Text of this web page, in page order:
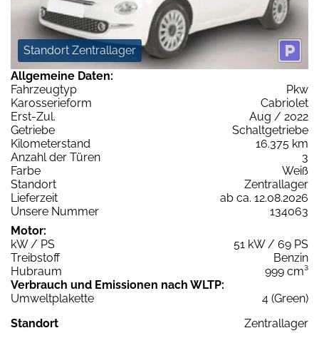
Standort Zentrallager
Allgemeine Daten:
Fahrzeugtyp
Pkw
Karosserieform
Cabriolet
Erst-Zul.
Aug / 2022
Getriebe
Schaltgetriebe
Kilometerstand
16.375 km
Anzahl der Türen
3
Farbe
Weiß
Standort
Zentrallager
Lieferzeit
ab ca. 12.08.2026
Unsere Nummer
134063
Motor:
kW / PS
51 kW / 69 PS
Treibstoff
Benzin
Hubraum
999 cm³
Verbrauch und Emissionen nach WLTP:
Umweltplakette
4 (Green)
Standort
Zentrallager